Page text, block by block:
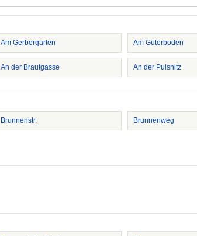
Am Gerbergarten Am Güterboden
An der Brautgasse An der Pulsnitz
Brunnenstr. Brunnenweg